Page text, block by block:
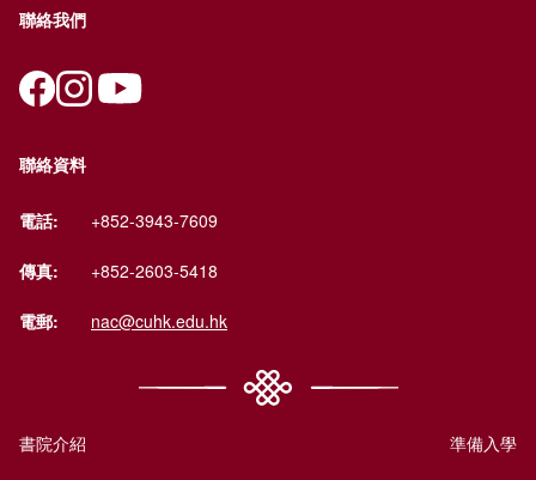
聯絡我們
聯絡資料
電話: +852-3943-7609
傳真: +852-2603-5418
電郵: nac@cuhk.edu.hk
書院介紹 準備入學